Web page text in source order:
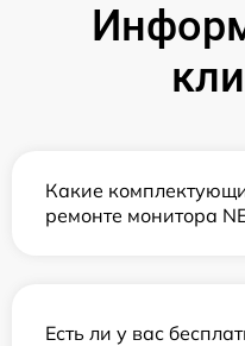
Какие
ремонте монитора
Есть ли у вас